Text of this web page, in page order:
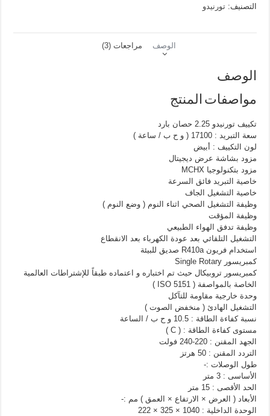
2.25
بخاصية
التبريد
السرعة
التشغيل
الجاف
لون
أبيض
TH-
C18WEE
التصنيف:تورنيدو
الوصف مراجعات (3)
الوصف
مواصفات المنتج
تكييف تورنيدو 2.25 حصان بارد
سعة التبريد : 17100 ( و ح ب / ساعة )
لون التكييف : أبيض
مزود بشاشة عرض ديجيتال
مزود بتكنولوجيا MCHX
خاصية التبريد فائق السرعة
خاصية التشغيل الجاف
وظيفة التشغيل الصحي اثناء النوم ( وضع النوم )
وظيفة المؤقت
وظيفة تدفق الهواء الطبيعي
التشغيل التلقائي بعد عودة الكهرباء بعد الانقطاع
استخدام فريون R410a صديق للبيئة
كمبريسور Single Rotary
كمبريسور تروبيكال حيث تم اختباره و اعتماده طبقاً للإشتراطات العالمية
الخاصة بالمواصفة ( ISO 5151 )
وحدة خارجية مقاومة للتآكل
التشغيل الهادئ ( منخفض الصوت )
نسبة كفاءة الطاقة : 10.5 و ح ب / الساعة
مستوى كفاءة الطاقة : ( C )
الجهد المقنن : 220-240 فولت
التردد المقنن : 50 هرتز
طول الوصلات :-
الأساسى : 3 متر
الحد الأقصى : 15 متر
الأبعاد ( العرض × الارتفاع × العمق ) مم :-
الوحدة الداخلية : 1040 × 325 × 222